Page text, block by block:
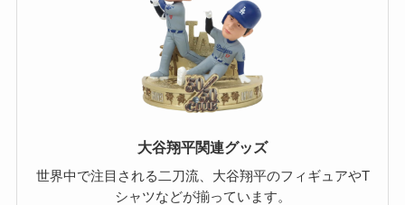
大谷翔平関連グッズ
世界中で注目される二刀流、大谷翔平のフィギュアやT
シャツなどが揃っています。